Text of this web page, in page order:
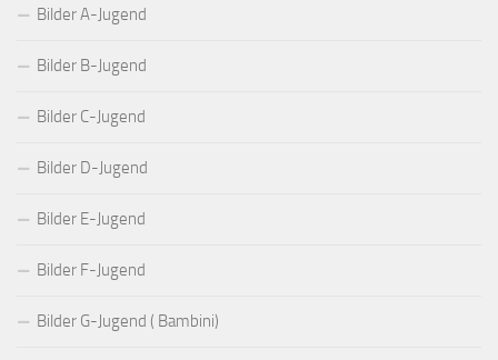
Bilder A-Jugend
Bilder B-Jugend
Bilder C-Jugend
Bilder D-Jugend
Bilder E-Jugend
Bilder F-Jugend
Bilder G-Jugend ( Bambini)